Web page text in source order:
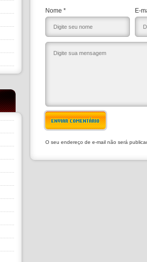
Nome * E-
ENVIAR COMENTÁRIO
O seu endereço de e-mail não será